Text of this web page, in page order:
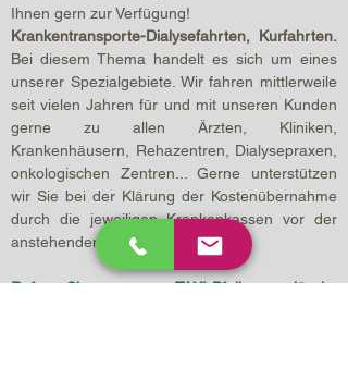
Ihnen gern zur Verfügung!
Krankentransporte-Dialysefahrten, Kurfahrten.
Bei diesem Thema handelt es sich um eines
unserer Spezialgebiete. Wir fahren mittlerweile
seit vielen Jahren für und mit unseren Kunden
gerne zu allen Ärzten, Kliniken,
Krankenhäusern, Rehazentren, Dialysepraxen,
onkologischen Zentren... Gerne unterstützen
wir Sie bei der Klärung der Kostenübernahme
durch die jeweiligen Krankenkassen vor der
anstehenden Fahrt.
Rufen Sie uns an: TAXI-Pfeil zuverlässig,